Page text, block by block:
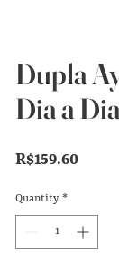
Dupla
Dia a Dia
R$159.60Price
Quantity *